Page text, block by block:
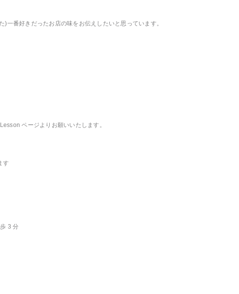
一番好きだったお店の味をお伝えしたいと思っています。
ページよりお願いいたします。
す
3 分